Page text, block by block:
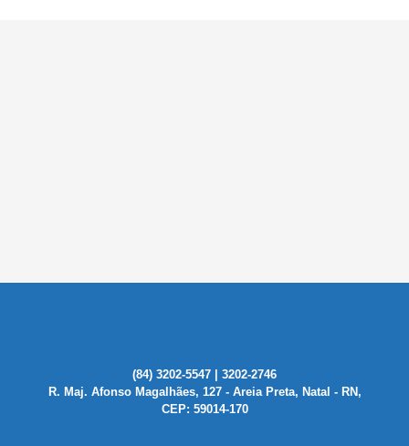
(84) 3202-5547 | 3202-2746
R. Maj. Afonso Magalhães, 127 - Areia Preta, Natal - RN,
CEP: 59014-170